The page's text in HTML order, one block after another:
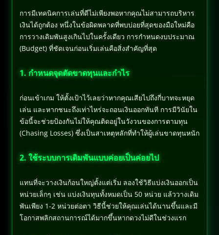
การมีเทคนิคการเล่นที่ดีไม่เพียงพอหากคุณไม่สามารถบริหาร
เงินได้ถูกต้อง หนึ่งในข้อผิดพลาดที่พบบ่อยที่สุดของมือใหม่คือ
การวางเดิมพันสูงเกินไปในครั้งเดียว การกำหนดงบประมาณ
(Budget) ที่ชัดเจนก่อนเริ่มเล่นคือสิ่งสำคัญที่สุด
1. กำหนดจุดตัดขาดทุนและกำไร
ก่อนเข้าเกม ให้ตั้งเป้าไว้เลยว่าหากคุณเสียไปถึงกี่บาทจะหยุด
เล่น และหากชนะถึงเท่าไหร่จะถอนเงินออกทันที การมีวินัยใน
ข้อนี้จะช่วยป้องกันไม่ให้คุณติดอยู่ในวังวนของการตามทุน
(Chasing Losses) ซึ่งเป็นสาเหตุหลักที่ทำให้ผู้เล่นขาดทุนหนัก
2. ใช้ระบบการเดิมพันแบบค่อยเป็นค่อยไป
แทนที่จะวางเงินก้อนใหญ่ตั้งแต่เริ่ม ลองใช้วิธีแบ่งเงินออกเป็น
หน่วยเล็กๆ เช่น แบ่งเงินทุนทั้งหมดเป็น 50 หน่วย แล้ววางเดิม
พันเพียง 1-2 หน่วยต่อตา วิธีนี้ช่วยให้คุณเล่นได้นานขึ้นและมี
โอกาสพลิกสถานการณ์ได้มากขึ้นหากดวงไม่ดีในช่วงแรก